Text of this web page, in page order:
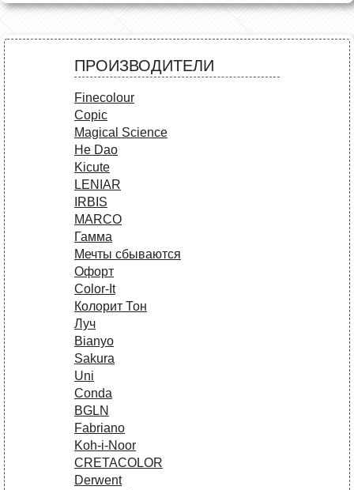
ПРОИЗВОДИТЕЛИ
Finecolour
Copic
Magical Science
He Dao
Kicute
LENIAR
IRBIS
MARCO
Гамма
Мечты сбываются
Офорт
Сolor-It
Колорит Тон
Луч
Bianyo
Sakura
Uni
Conda
BGLN
Fabriano
Koh-i-Noor
CRETACOLOR
Derwent